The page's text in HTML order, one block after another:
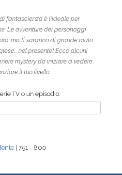
fantascienza è l'ideale per
Le avventure dei personaggi
ma ti saranno di grande aiuto
nel presente! Ecco alcuni
mystery da iniziare a vedere
il tuo livello.
TV o un episodio:
| 751 - 800